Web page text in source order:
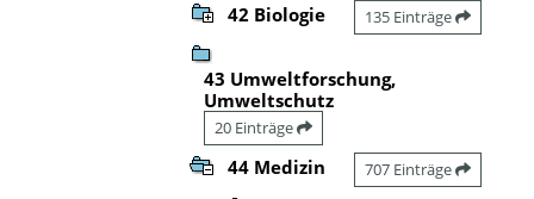
42 Biologie 135 Einträge
43 Umweltforschung,
Umweltschutz
20 Einträge
44 Medizin 707 Einträge